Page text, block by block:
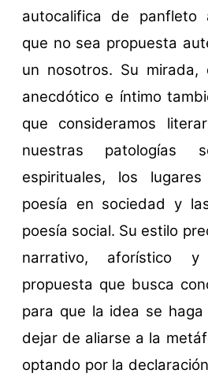
autocalifica de panfleto
que no sea propuesta
un nosotros. Su mirada,
anecdótico e íntimo
que consideramos
nuestras patologías
espirituales, los
poesía en sociedad y
poesía social. Su estilo
narrativo, aforístico
propuesta que busca
para que la idea se
dejar de aliarse a la
optando por la